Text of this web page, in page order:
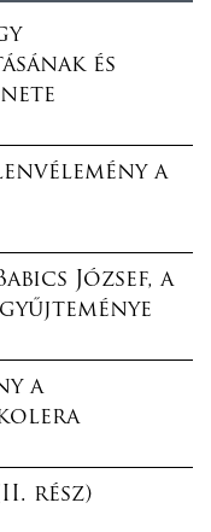
és
a
József, a
a
rész)